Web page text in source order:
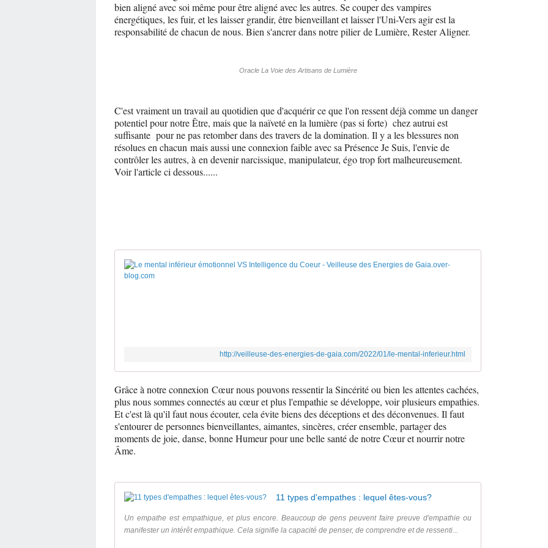
bien aligné avec soi même pour être aligné avec les autres. Se couper des vampires
énergétiques, les fuir, et les laisser grandir, être bienveillant et laisser l'Uni-Vers agir est la
responsabilité de chacun de nous. Bien s'ancrer dans notre pilier de Lumière, Rester Aligner.
Oracle La Voie des Artisans de Lumière
C'est vraiment un travail au quotidien que d'acquérir ce que l'on ressent déjà comme un danger
potentiel pour notre Être, mais que la naïveté en la lumière (pas si forte) chez autrui est
suffisante pour ne pas retomber dans des travers de la domination. Il y a les blessures non
résolues en chacun mais aussi une connexion faible avec sa Présence Je Suis, l'envie de
contrôler les autres, à en devenir narcissique, manipulateur, égo trop fort malheureusement.
Voir l'article ci dessous......
a
t
http://veilleuse-des-energies-de-gaia.com/2022/01/le-mental-inferieur.html
Grâce à notre connexion Cœur nous pouvons ressentir la Sincérité ou bien les attentes cachées,
plus nous sommes connectés au cœur et plus l'empathie se développe, voir plusieurs empathies.
Et c'est là qu'il faut nous écouter, cela évite biens des déceptions et des déconvenues. Il faut
s'entourer de personnes bienveillantes, aimantes, sincères, créer ensemble, partager des
moments de joie, danse, bonne Humeur pour une belle santé de notre Cœur et nourrir notre
Âme.
11 types d'empathes : lequel êtes-vous?
Un empathe est empathique, et plus encore. Beaucoup de gens peuvent faire preuve d'empathie ou
manifester un intérêt empathique. Cela signifie la capacité de penser, de comprendre et de ressenti...